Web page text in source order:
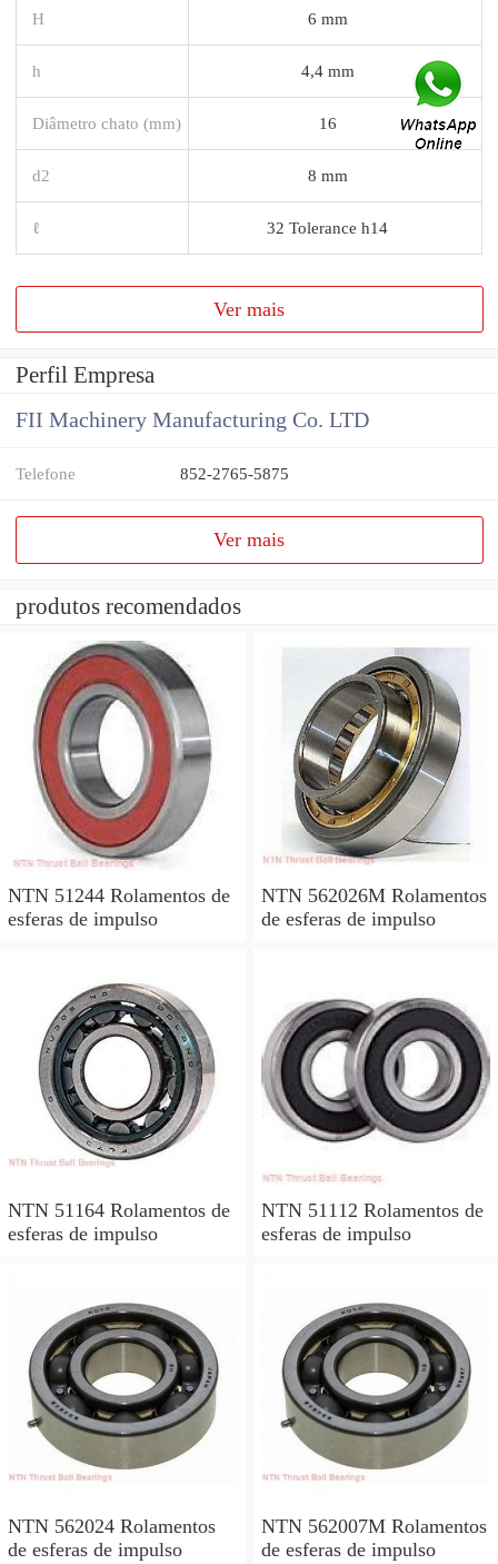
H 6 mm
h 4,4 mm
Diâmetro chato (mm) 16
d2 8 mm
ℓ 32 Tolerance h14
Ver mais
Perfil Empresa
FII Machinery Manufacturing Co. LTD
Telefone 852-2765-5875
Ver mais
produtos recomendados
NTN 51244 Rolamentos de
esferas de impulso
NTN 562026M Rolamentos
de esferas de impulso
NTN 51164 Rolamentos de
esferas de impulso
NTN 51112 Rolamentos de
esferas de impulso
NTN 562024 Rolamentos
de esferas de impulso
NTN 562007M Rolamentos
de esferas de impulso